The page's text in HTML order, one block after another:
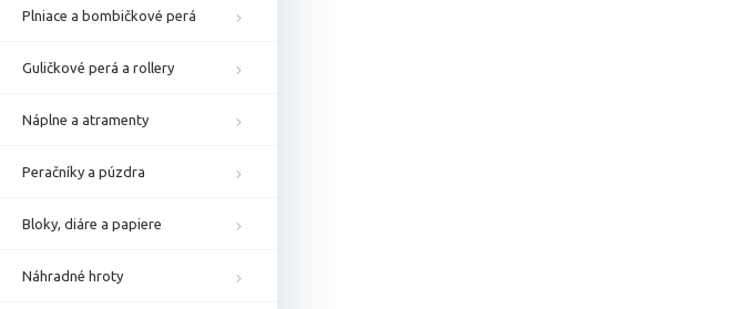
Plniace a bombičkové perá
Guličkové perá a rollery
Náplne a atramenty
Peračníky a púzdra
Bloky, diáre a papiere
Náhradné hroty